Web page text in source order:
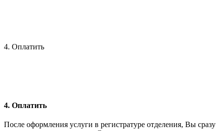
4. Оплатить
4. Оплатить
После оформления услуги в регистратуре отделения, Вы сразу